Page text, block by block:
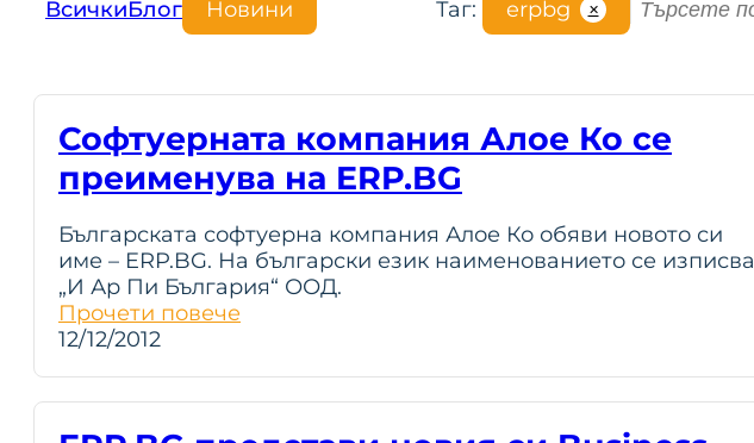
ВсичкиБлог Новини Таг: erpbg ✕
S
e
h
Софтуерната компания Алое Ко се
преименува на ERP.BG
Българската софтуерна компания Алое Ко обяви новото си
име – ERP.BG. На български език наименованието се изписва
„И Ар Пи България“ ООД.
Прочети повече
12/12/2012